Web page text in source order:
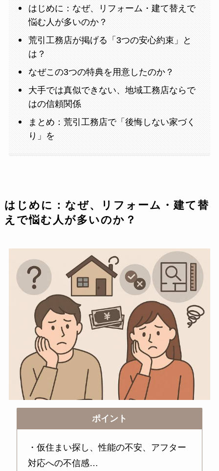
はじめに：なぜ、リフォーム・建て替えで
悩む人が多いのか？
荒引工務店が掲げる「3つの安心約束」と
は？
なぜこの3つの特典を用意したのか？
大手では真似できない、地域工務店ならで
はの信頼関係
まとめ：荒引工務店で「後悔しない家づく
り」を
はじめに：なぜ、リフォーム・建て替
えで悩む人が多いのか？
ポイント
・仮住まい探し、性能の不安、アフター
対応への不信感…